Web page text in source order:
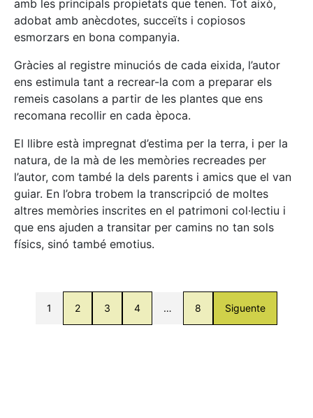
amb les principals propietats que tenen. Tot això,
adobat amb anècdotes, succeïts i copiosos
esmorzars en bona companyia.
Gràcies al registre minuciós de cada eixida, l’autor
ens estimula tant a recrear-la com a preparar els
remeis casolans a partir de les plantes que ens
recomana recollir en cada època.
El llibre està impregnat d’estima per la terra, i per la
natura, de la mà de les memòries recreades per
l’autor, com també la dels parents i amics que el van
guiar. En l’obra trobem la transcripció de moltes
altres memòries inscrites en el patrimoni col·lectiu i
que ens ajuden a transitar per camins no tan sols
físics, sinó també emotius.
1 2 3 4 … 8 Siguente